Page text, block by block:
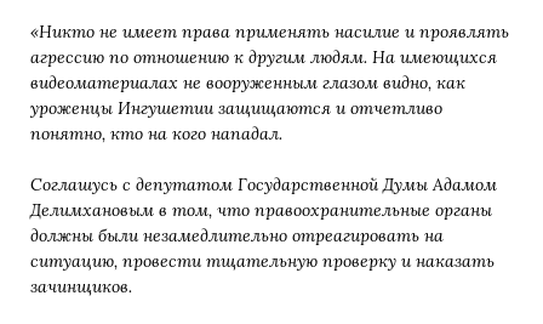
«Никто не имеет права применять насилие и проявлять
агрессию по отношению к другим людям. На имеющихся
видеоматериалах не вооруженным глазом видно, как
уроженцы Ингушетии защищаются и отчетливо
понятно, кто на кого нападал.
Соглашусь с депутатом Государственной Думы Адамом
Делимхановым в том, что правоохранительные органы
должны были незамедлительно отреагировать на
ситуацию, провести тщательную проверку и наказать
зачинщиков.